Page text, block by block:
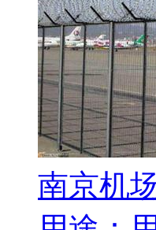
南京机